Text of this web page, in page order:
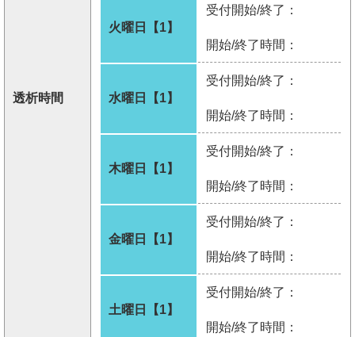
透析時間
火曜日【1】
受付開始/終了：
開始/終了時間：
水曜日【1】
受付開始/終了：
開始/終了時間：
木曜日【1】
受付開始/終了：
開始/終了時間：
金曜日【1】
受付開始/終了：
開始/終了時間：
土曜日【1】
受付開始/終了：
開始/終了時間：